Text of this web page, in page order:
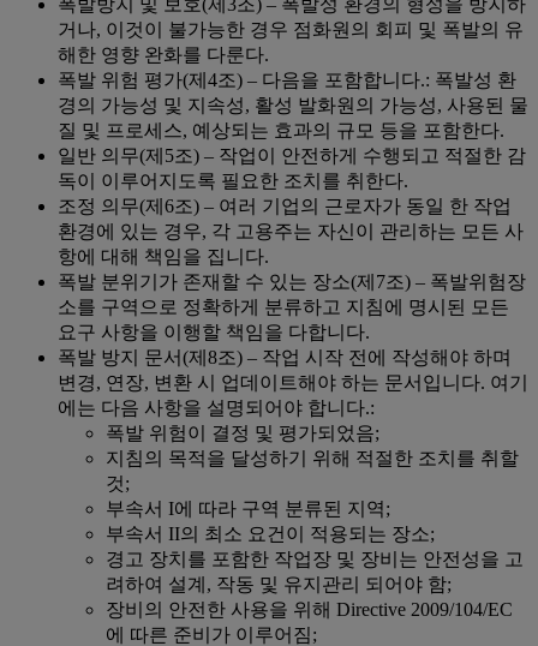
폭발방지 및 보호(제3조) – 폭발성 환경의 형성을 방지하
거나, 이것이 불가능한 경우 점화원의 회피 및 폭발의 유
해한 영향 완화를 다룬다.
폭발 위험 평가(제4조) – 다음을 포함합니다.: 폭발성 환
경의 가능성 및 지속성, 활성 발화원의 가능성, 사용된 물
질 및 프로세스, 예상되는 효과의 규모 등을 포함한다.
일반 의무(제5조) – 작업이 안전하게 수행되고 적절한 감
독이 이루어지도록 필요한 조치를 취한다.
조정 의무(제6조) – 여러 기업의 근로자가 동일 한 작업
환경에 있는 경우, 각 고용주는 자신이 관리하는 모든 사
항에 대해 책임을 집니다.
폭발 분위기가 존재할 수 있는 장소(제7조) – 폭발위험장
소를 구역으로 정확하게 분류하고 지침에 명시된 모든
요구 사항을 이행할 책임을 다합니다.
폭발 방지 문서(제8조) – 작업 시작 전에 작성해야 하며
변경, 연장, 변환 시 업데이트해야 하는 문서입니다. 여기
에는 다음 사항을 설명되어야 합니다.:
폭발 위험이 결정 및 평가되었음;
지침의 목적을 달성하기 위해 적절한 조치를 취할
것;
부속서 I에 따라 구역 분류된 지역;
부속서 II의 최소 요건이 적용되는 장소;
경고 장치를 포함한 작업장 및 장비는 안전성을 고
려하여 설계, 작동 및 유지관리 되어야 함;
장비의 안전한 사용을 위해 Directive 2009/104/EC
에 따른 준비가 이루어짐;